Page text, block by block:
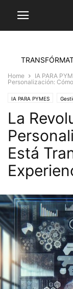
Home IA PARA
Personalización:
IA PARA PYMES
La
Está